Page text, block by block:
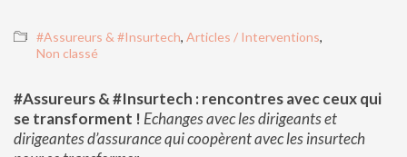
#Assureurs & #Insurtech, Articles / Interventions,
Non classé
#Assureurs & #Insurtech : rencontres avec ceux qui
se transforment ! Echanges avec les dirigeants et
dirigeantes d’assurance qui coopèrent avec les insurtech